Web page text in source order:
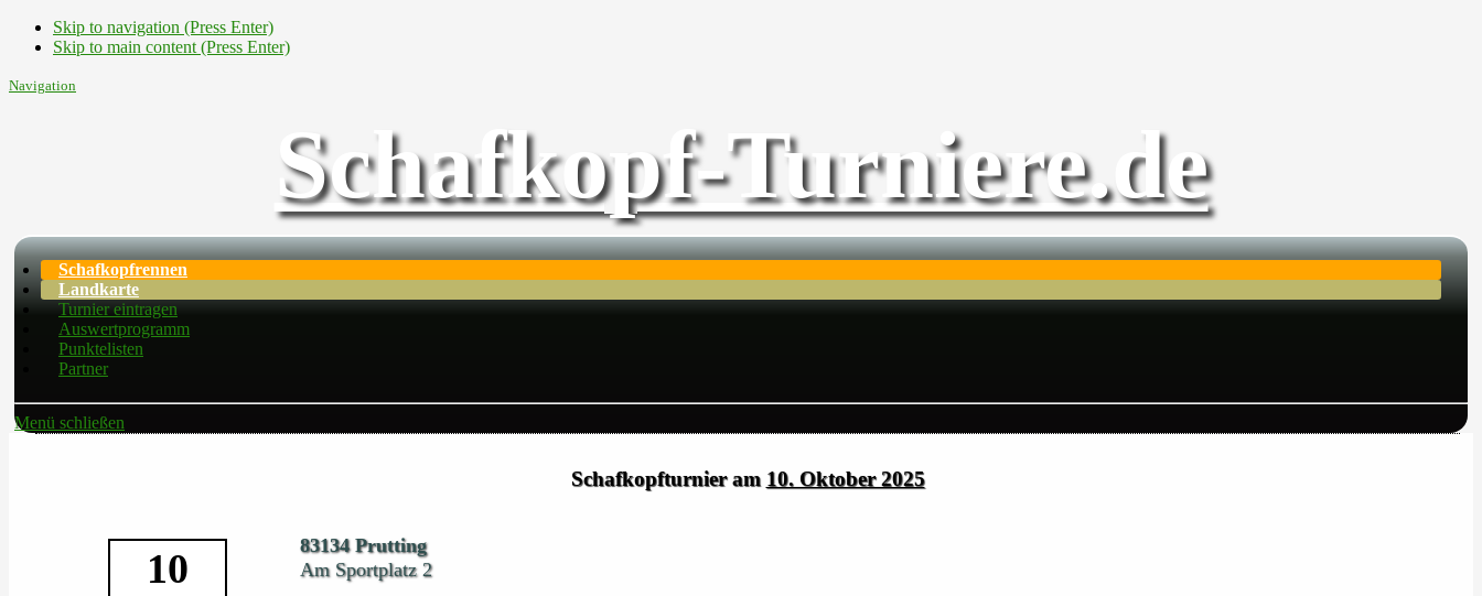
Skip to navigation (Press Enter)
Skip to main content (Press Enter)
Navigation
Schafkopf-Turniere.de
Schafkopfrennen
Landkarte
Turnier eintragen
Auswertprogramm
Punktelisten
Partner
Menü schließen
Schafkopfturnier am 10. Oktober 2025
10
83134 Prutting
Am Sportplatz 2